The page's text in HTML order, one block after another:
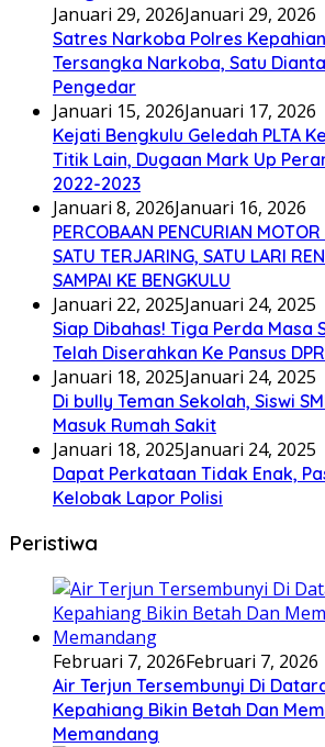
Januari 29, 2026Januari 29, 2026
Satres Narkoba Polres
Tersangka Narkoba, Satu
Pengedar
Januari 15, 2026Januari 17, 2026
Kejati Bengkulu Geledah PLTA
Titik Lain, Dugaan Mark Up
2022-2023
Januari 8, 2026Januari 16, 2026
PERCOBAAN PENCURIAN MOTOR
SATU TERJARING, SATU LARI
SAMPAI KE BENGKULU
Januari 22, 2025Januari 24, 2025
Siap Dibahas! Tiga Perda Masa
Telah Diserahkan Ke Pansus
Januari 18, 2025Januari 24, 2025
Di bully Teman Sekolah, Siswi
Masuk Rumah Sakit
Januari 18, 2025Januari 24, 2025
Dapat Perkataan Tidak Enak,
Kelobak Lapor Polisi
Peristiwa
Februari 7, 2026Februari 7, 2026
Air Terjun Tersembunyi Di
Kepahiang Bikin Betah Dan
Memandang